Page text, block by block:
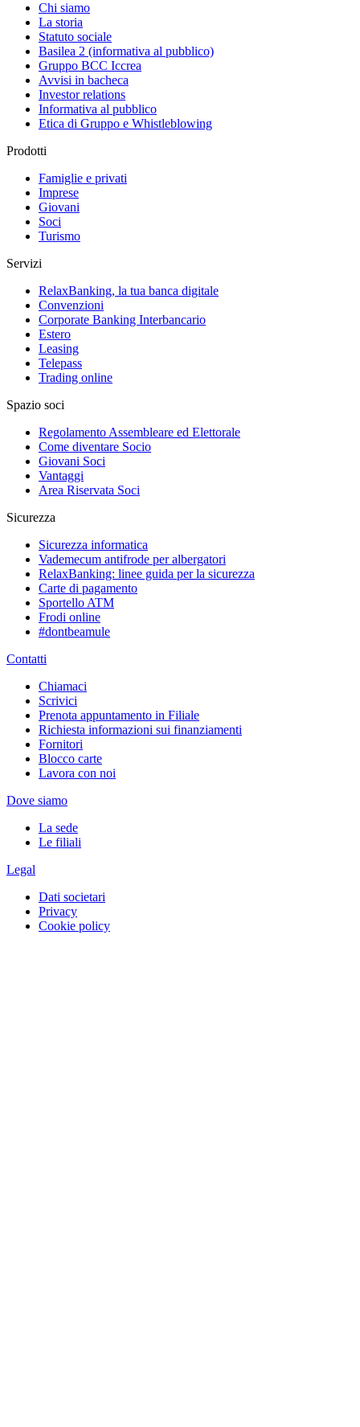
Chi siamo
La storia
Statuto sociale
Basilea 2 (informativa al pubblico)
Gruppo BCC Iccrea
Avvisi in bacheca
Investor relations
Informativa al pubblico
Etica di Gruppo e Whistleblowing
Prodotti
Famiglie e privati
Imprese
Giovani
Soci
Turismo
Servizi
RelaxBanking, la tua banca digitale
Convenzioni
Corporate Banking Interbancario
Estero
Leasing
Telepass
Trading online
Spazio soci
Regolamento Assembleare ed Elettorale
Come diventare Socio
Giovani Soci
Vantaggi
Area Riservata Soci
Sicurezza
Sicurezza informatica
Vademecum antifrode per albergatori
RelaxBanking: linee guida per la sicurezza
Carte di pagamento
Sportello ATM
Frodi online
#dontbeamule
Contatti
Chiamaci
Scrivici
Prenota appuntamento in Filiale
Richiesta informazioni sui finanziamenti
Fornitori
Blocco carte
Lavora con noi
Dove siamo
La sede
Le filiali
Legal
Dati societari
Privacy
Cookie policy